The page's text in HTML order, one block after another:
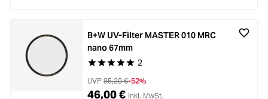
Durchschnittliche Bewertung von 5 von 5
2
B+W UV-Filter MASTER 010 MRC
nano 67mm
UVP 95,20 €-52%
46,00 € inkl. MwSt.